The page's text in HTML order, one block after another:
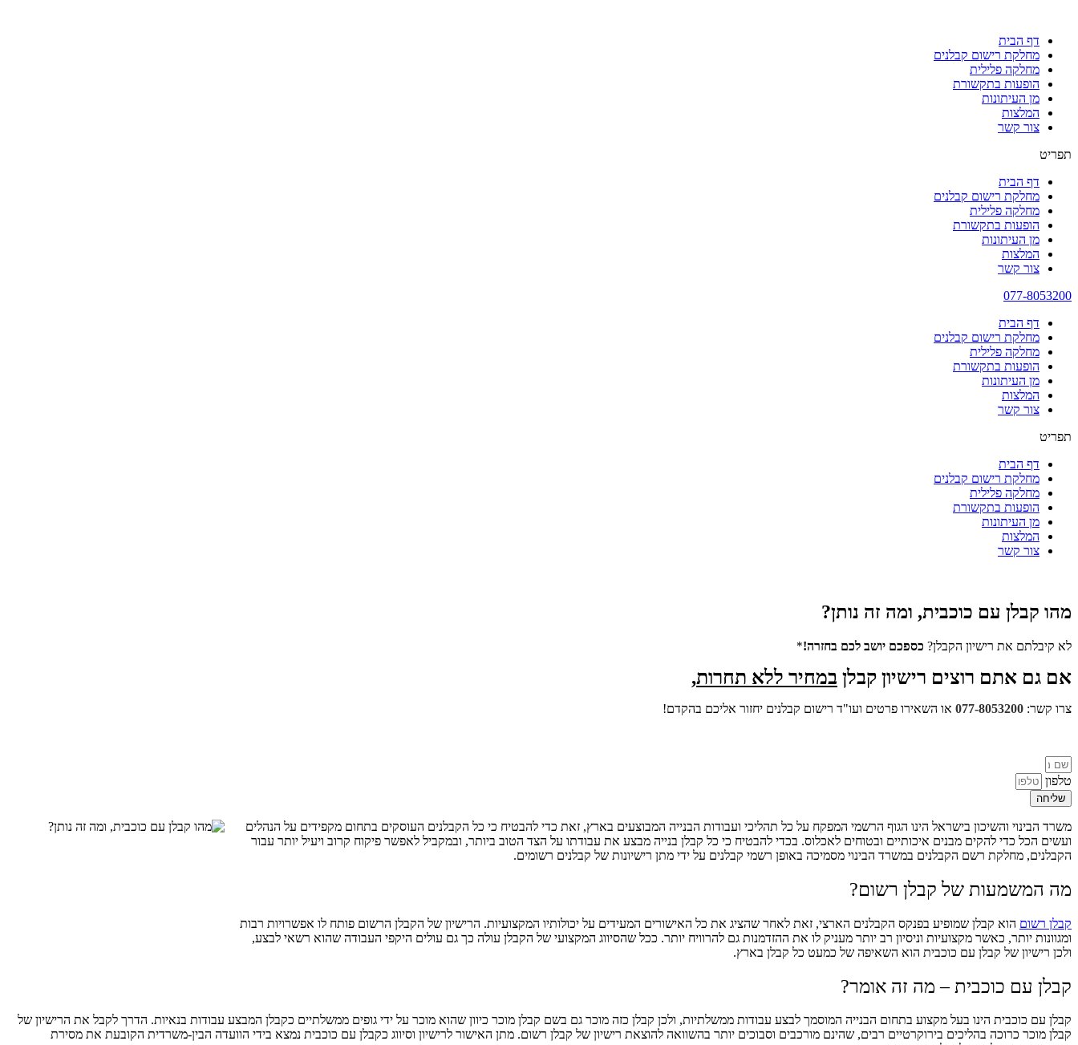
דף הבית
מחלקת רישום קבלנים
מחלקה פלילית
הופעות בתקשורת
מן העיתונות
המלצות
צור קשר
תפריט
דף הבית
מחלקת רישום קבלנים
מחלקה פלילית
הופעות בתקשורת
מן העיתונות
המלצות
צור קשר
077-8053200
דף הבית
מחלקת רישום קבלנים
מחלקה פלילית
הופעות בתקשורת
מן העיתונות
המלצות
צור קשר
תפריט
דף הבית
מחלקת רישום קבלנים
מחלקה פלילית
הופעות בתקשורת
מן העיתונות
המלצות
צור קשר
מהו קבלן עם כוכבית, ומה זה נותן?
לא קיבלתם את רישיון הקבלן? כספכם יושב לכם בחזרה!*
אם גם אתם רוצים רישיון קבלן במחיר ללא תחרות,
צרו קשר: או השאירו פרטים ועו"ד רישום קבלנים יחזור אליכם בהקדם!
טלפון
שליחה
משרד הבינוי והשיכון בישראל הינו הגוף הרשמי המפקח על כל תהליכי ועבודות הבנייה המבוצעים בארץ, זאת כדי להבטיח כי כל הקבלנים העוסקים בתחום מקפידים על הנהלים
ועשים הכל כדי להקים מבנים איכותיים ובטוחים לאכלוס. בכדי להבטיח כי כל קבלן בנייה מבצע את עבודתו על הצד הטוב ביותר, ובמקביל לאפשר פיקוח קרוב ויעיל יותר עבור
הקבלנים, מחלקת רשם הקבלנים במשרד הבינוי מסמיכה באופן רשמי קבלנים על ידי מתן רישיונות של קבלנים רשומים.
מה המשמעות של קבלן רשום?
קבלן רשום הוא קבלן שמופיע בפנקס הקבלנים הארצי, זאת לאחר שהציג את כל האישורים המעידים על יכולותיו המקצועיות. הרישיון של הקבלן הרשום פותח לו אפשרויות רבות
ומגוונות יותר, כאשר מקצועיות וניסיון רב יותר מעניק לו את ההזדמנות גם להרוויח יותר. ככל שהסיווג המקצועי של הקבלן עולה כך גם עולים היקפי העבודה שהוא רשאי לבצע,
ולכן רישיון של קבלן עם כוכבית הוא השאיפה של כמעט כל קבלן בארץ.
קבלן עם כוכבית – מה זה אומר?
קבלן עם כוכבית הינו בעל מקצוע בתחום הבנייה המוסמך לבצע עבודות ממשלתיות, ולכן קבלן כזה מוכר גם בשם קבלן מוכר כיוון שהוא מוכר על ידי גופים ממשלתיים כקבלן המבצע עבודות בנאיות. הדרך לקבל את הרישיון של
קבלן מוכר כרוכה בהליכים בירוקרטיים רבים, שהינם מורכבים וסבוכים יותר בהשוואה להוצאת רישיון של קבלן רשום. מתן האישור לרישיון וסיווג כקבלן עם כוכבית נמצא בידי הוועדה הבין-משרדית הקובעת את מסירת